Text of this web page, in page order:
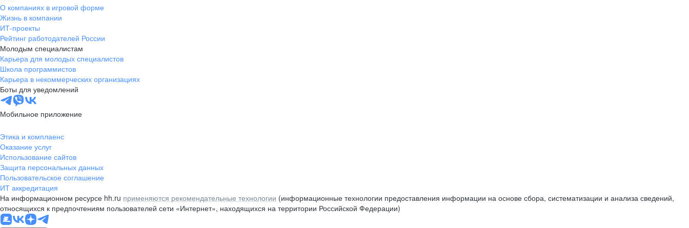
О компаниях в игровой форме
Жизнь в компании
ИТ-проекты
Рейтинг работодателей России
Молодым специалистам
Карьера для молодых специалистов
Школа программистов
Карьера в некоммерческих организациях
Боты для уведомлений
Мобильное приложение
Этика и комплаенс
Оказание услуг
Использование сайтов
Защита персональных данных
Пользовательское соглашение
ИТ аккредитация
На информационном ресурсе hh.ru применяются рекомендательные технологии (информационные технологии предоставления информации на основе сбора, систематизации и анализа сведений,
относящихся к предпочтениям пользователей сети «Интернет», находящихся на территории Российской Федерации)